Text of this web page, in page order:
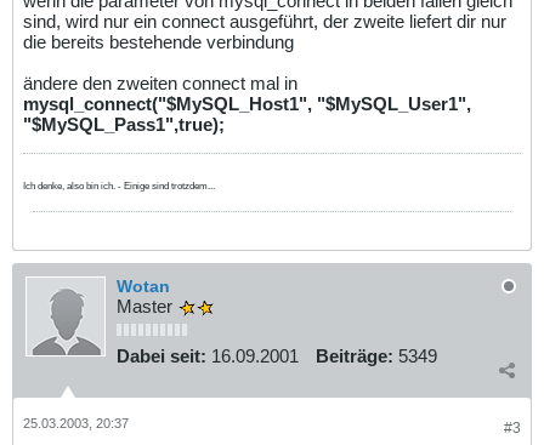
sind, wird nur ein connect ausgeführt, der zweite liefert dir nur
die bereits bestehende verbindung
ändere den zweiten connect mal in
mysql_connect("$MySQL_Host1", "$MySQL_User1",
"$MySQL_Pass1",true);
Ich denke, also bin ich. - Einige sind trotzdem...
Wotan
Master
Dabei seit: 16.09.2001 Beiträge: 5349
#3
25.03.2003, 20:37